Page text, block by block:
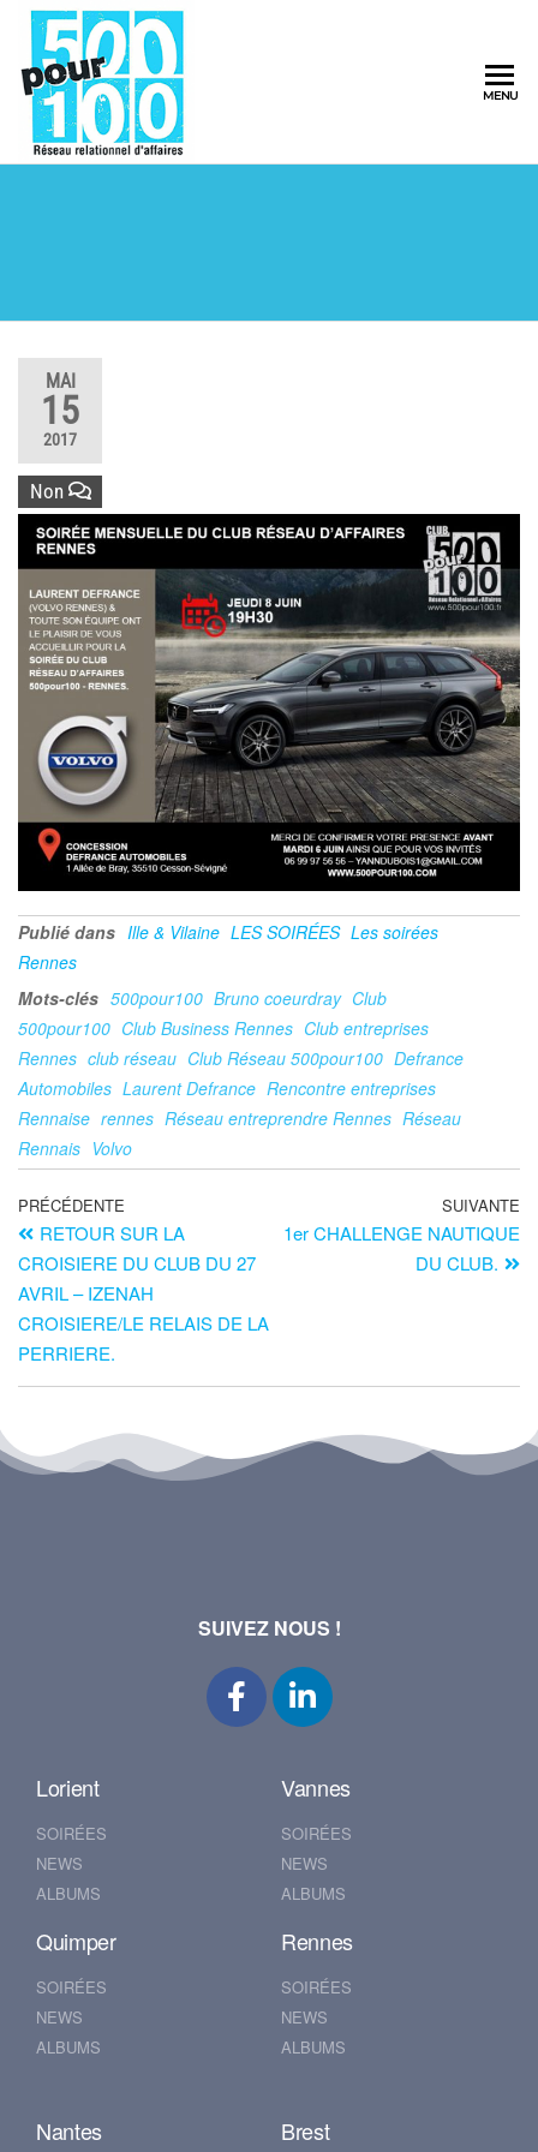
MENU
MAI
15
2017
Non
Publié dans Ille & Vilaine LES SOIRÉES Les soirées
Rennes
Mots-clés 500pour100 Bruno coeurdray Club
500pour100 Club Business Rennes Club entreprises
Rennes club réseau Club Réseau 500pour100 Defrance
Automobiles Laurent Defrance Rencontre entreprises
Rennaise rennes Réseau entreprendre Rennes Réseau
Rennais Volvo
PRÉCÉDENTE
RETOUR SUR LA
CROISIERE DU CLUB DU 27
AVRIL – IZENAH
CROISIERE/LE RELAIS DE LA
PERRIERE.
SUIVANTE
1er CHALLENGE NAUTIQUE
DU CLUB.
SUIVEZ NOUS !
Lorient
SOIRÉES
NEWS
ALBUMS
Vannes
SOIRÉES
NEWS
ALBUMS
Quimper
SOIRÉES
NEWS
ALBUMS
Rennes
SOIRÉES
NEWS
ALBUMS
Nantes Brest